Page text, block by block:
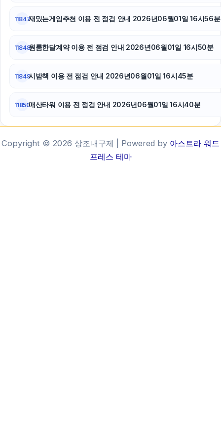
11847재밌는게임추천 이용 전 점검 안내 2026년06월01일 16시56분
11848원룸한달계약 이용 전 점검 안내 2026년06월01일 16시50분
11849시밤책 이용 전 점검 안내 2026년06월01일 16시45분
11850매산타워 이용 전 점검 안내 2026년06월01일 16시40분
Copyright © 2026 상조내구제 | Powered by 아스트라 워드
프레스 테마